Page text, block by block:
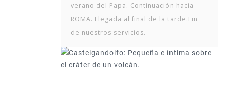
verano del Papa. Continuación hacia
ROMA. Llegada al final de la tarde.Fin
de nuestros servicios.